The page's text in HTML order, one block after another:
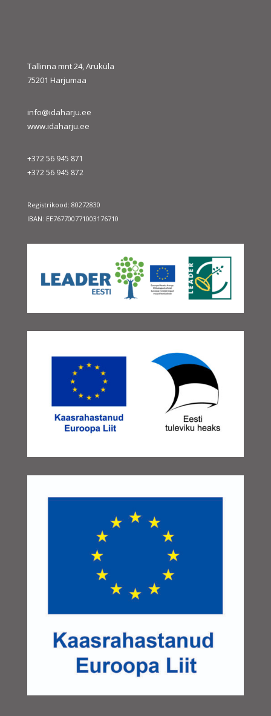
Tallinna mnt 24, Aruküla
75201 Harjumaa
info@idaharju.ee
www.idaharju.ee
+372 56 945 871
+372 56 945 872
Registrikood: 80272830
IBAN: EE767700771003176710